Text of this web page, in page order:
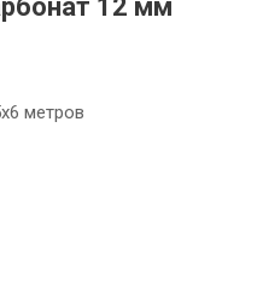
12 мм
метров